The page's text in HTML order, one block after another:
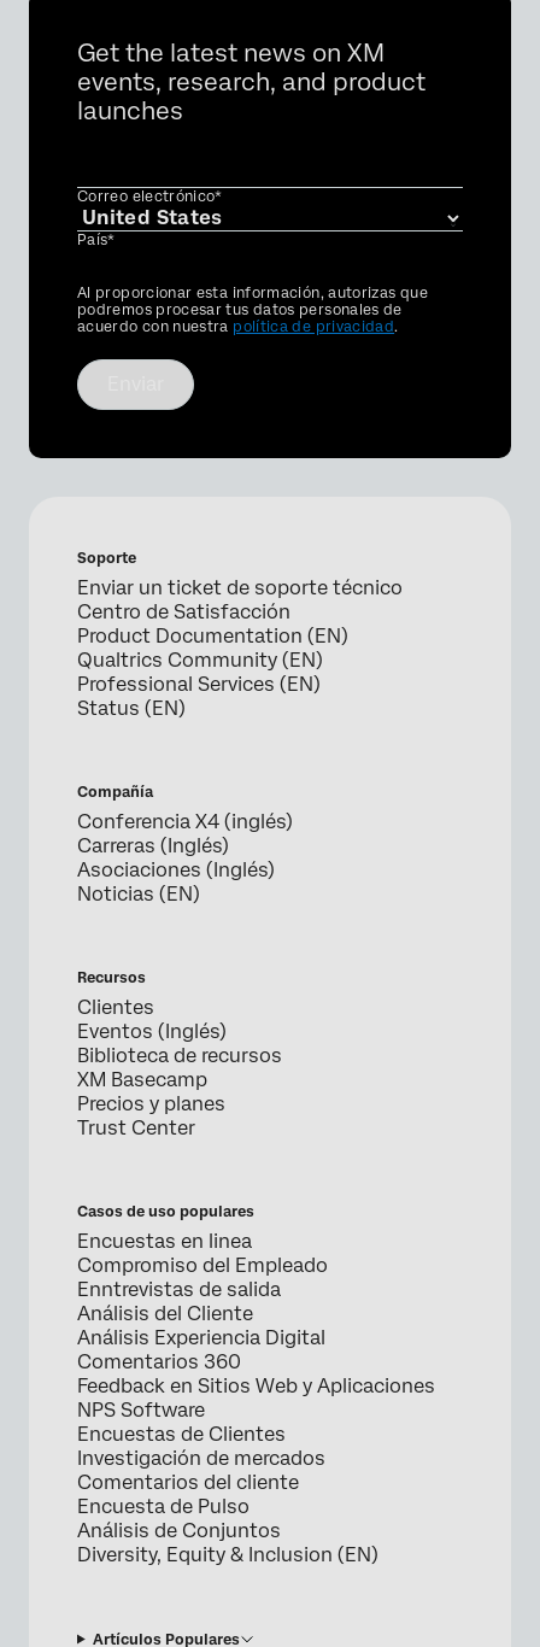
Get the latest news on XM
events, research, and product
launches
Correo electrónico*
País*
Privacy
Optin
Al proporcionar esta información, autorizas que
podremos procesar tus datos personales de
acuerdo con nuestra política de privacidad.
Soporte
Enviar un ticket de soporte técnico
Centro de Satisfacción
Product Documentation (EN)
Qualtrics Community (EN)
Professional Services (EN)
Status (EN)
Compañía
Conferencia X4 (inglés)
Carreras (Inglés)
Asociaciones (Inglés)
Noticias (EN)
Recursos
Clientes
Eventos (Inglés)
Biblioteca de recursos
XM Basecamp
Precios y planes
Trust Center
Casos de uso populares
Encuestas en linea
Compromiso del Empleado
Enntrevistas de salida
Análisis del Cliente
Análisis Experiencia Digital
Comentarios 360
Feedback en Sitios Web y Aplicaciones
NPS Software
Encuestas de Clientes
Investigación de mercados
Comentarios del cliente
Encuesta de Pulso
Análisis de Conjuntos
Diversity, Equity & Inclusion (EN)
Artículos Populares